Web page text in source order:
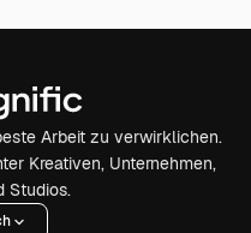
Arbeit zu verwirklichen.
Kreativen, Unternehmen,
Studios.